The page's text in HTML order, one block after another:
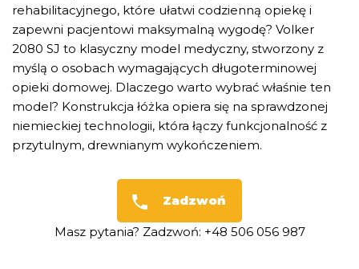
rehabilitacyjnego, które ułatwi codzienną opiekę i
zapewni pacjentowi maksymalną wygodę? Volker
2080 SJ to klasyczny model medyczny, stworzony z
myślą o osobach wymagających długoterminowej
opieki domowej. Dlaczego warto wybrać właśnie ten
model? Konstrukcja łóżka opiera się na sprawdzonej
niemieckiej technologii, która łączy funkcjonalność z
przytulnym, drewnianym wykończeniem.
Zadzwoń
Masz pytania? Zadzwoń: +48 506 056 987